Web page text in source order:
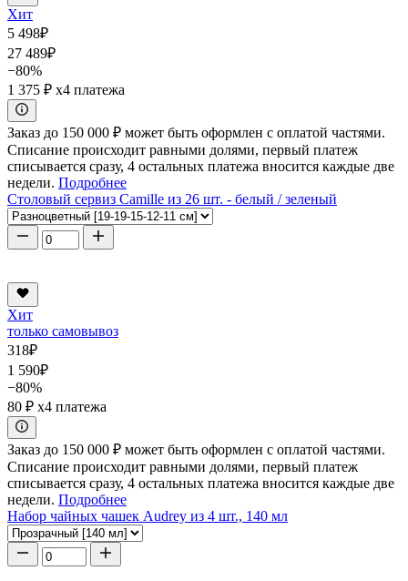
Хит
5 498₽
27 489₽
−80%
1 375 ₽ x4 платежа
Заказ до 150 000 ₽ может быть оформлен с оплатой частями.
Списание происходит равными долями, первый платеж
списывается сразу, 4 остальных платежа вносится каждые две
недели. Подробнее
Столовый сервиз Camille из 26 шт. - белый / зеленый
Хит
только самовывоз
318₽
1 590₽
−80%
80 ₽ x4 платежа
Заказ до 150 000 ₽ может быть оформлен с оплатой частями.
Списание происходит равными долями, первый платеж
списывается сразу, 4 остальных платежа вносится каждые две
недели. Подробнее
Набор чайных чашек Audrey из 4 шт., 140 мл